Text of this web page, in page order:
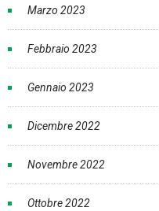
Marzo 2023
Febbraio 2023
Gennaio 2023
Dicembre 2022
Novembre 2022
Ottobre 2022